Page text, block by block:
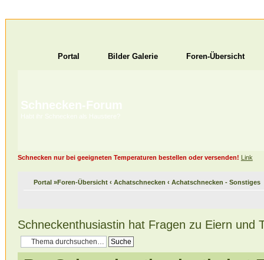
Portal Bilder Galerie Foren-Übersicht
Schnecken-Forum
Habt ihr Schnecken als Haustiere?
Schnecken nur bei geeigneten Temperaturen bestellen oder versenden! Link
Portal»Foren-Übersicht ‹ Achatschnecken ‹ Achatschnecken - Sonstiges
Schneckenthusiastin hat Fragen zu Eiern und